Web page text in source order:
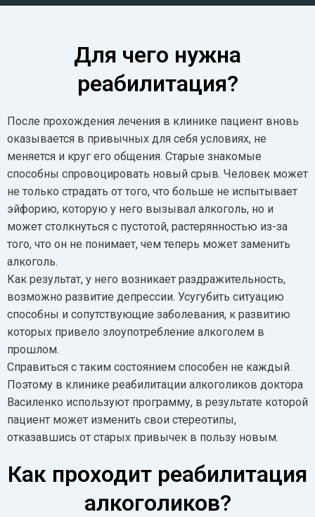
Для чего нужна
реабилитация?
После прохождения лечения в клинике пациент вновь
оказывается в привычных для себя условиях, не
меняется и круг его общения. Старые знакомые
способны спровоцировать новый срыв. Человек может
не только страдать от того, что больше не испытывает
эйфорию, которую у него вызывал алкоголь, но и
может столкнуться с пустотой, растерянностью из-за
того, что он не понимает, чем теперь может заменить
алкоголь.
Как результат, у него возникает раздражительность,
возможно развитие депрессии. Усугубить ситуацию
способны и сопутствующие заболевания, к развитию
которых привело злоупотребление алкоголем в
прошлом.
Справиться с таким состоянием способен не каждый.
Поэтому в клинике реабилитации алкоголиков доктора
Василенко используют программу, в результате которой
пациент может изменить свои стереотипы,
отказавшись от старых привычек в пользу новым.
Как проходит реабилитация
алкоголиков?